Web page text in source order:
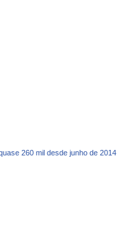
260 mil desde junho de 2014